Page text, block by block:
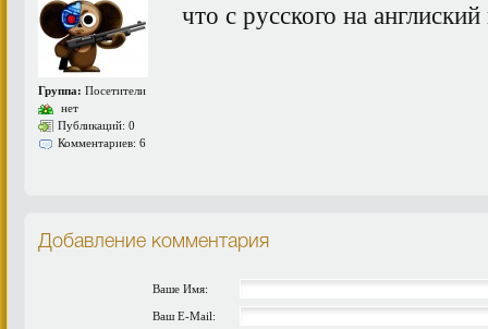
Группа: Посетители
нет
Публикаций: 0
Комментариев: 6
что с русского на
Добавление комментария
Ваше Имя:
Ваш E-Mail: